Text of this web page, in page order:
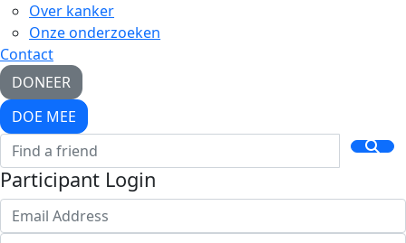
Over kanker
Onze onderzoeken
Contact
DONEER
DOE MEE
Participant Login